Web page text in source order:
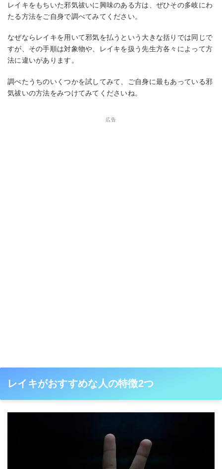
レイキをもちいた邪気祓いに興味のある方は、ぜひその多岐にわ
たる方法をご自身で調べてみてください。
なぜならレイキを用いて邪気を払うという大きな括りでは同じで
すが、その手順は対象物や、レイキを扱う先生方各々によって方
法に違いがあります。
調べたうちのいくつかを試してみて、ご自身に最もあっている邪
気祓いの方法をみつけてみてくださいね。
広告
レイキがおすすめな人の特徴2つ